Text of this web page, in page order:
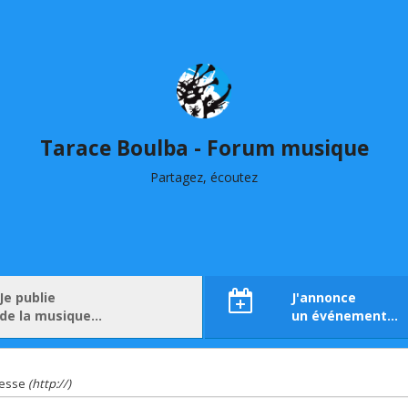
Tarace Boulba - Forum musique
Partagez, écoutez
Je publie
de la musique…
J'annonce
un événement…
(http://)